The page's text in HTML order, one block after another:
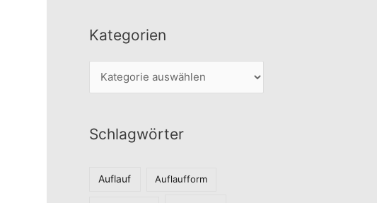
Kategorien
a
e
Schlagwörter
Auflauf Auflaufform